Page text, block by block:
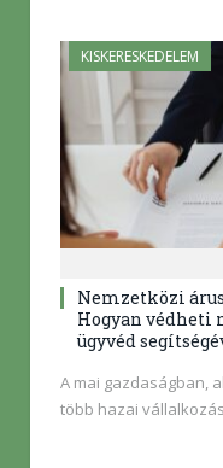
KISKERESKEDELEM
Nemzetközi
Hogyan védheti
ügyvéd
A mai gazdaságban,
több hazai